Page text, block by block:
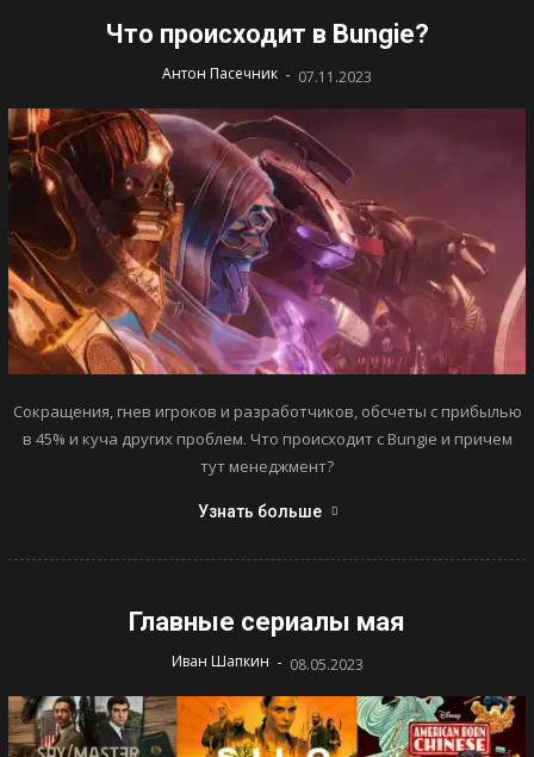
Что происходит в Bungie?
Антон Пасечник - 07.11.2023
Сокращения, гнев игроков и разработчиков, обсчеты с прибылью
в 45% и куча других проблем. Что происходит с Bungie и причем
тут менеджмент?
Узнать больше
Главные сериалы мая
Иван Шапкин - 08.05.2023